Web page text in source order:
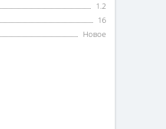
1.2
16
Новое